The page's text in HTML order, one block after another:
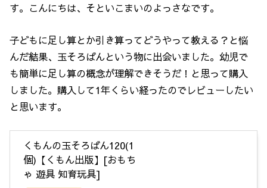
す。こんにちは、そといこまいのよっさなです。
子どもに足し算とか引き算ってどうやって教える？と悩
んだ結果、玉そろばんという物に出会いました。幼児で
も簡単に足し算の概念が理解できそうだ！と思って購入
しました。購入して1年くらい経ったのでレビューしたい
と思います。
くもんの玉そろばん120(1
個)【くもん出版】[おもち
ゃ 遊具 知育玩具]